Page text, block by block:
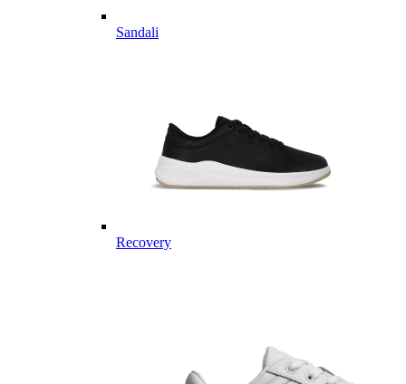
Sandali
Recovery